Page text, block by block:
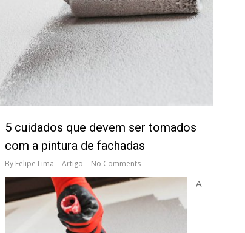
5 cuidados que devem ser tomados
com a pintura de fachadas
By Felipe Lima Artigo No Comments
A